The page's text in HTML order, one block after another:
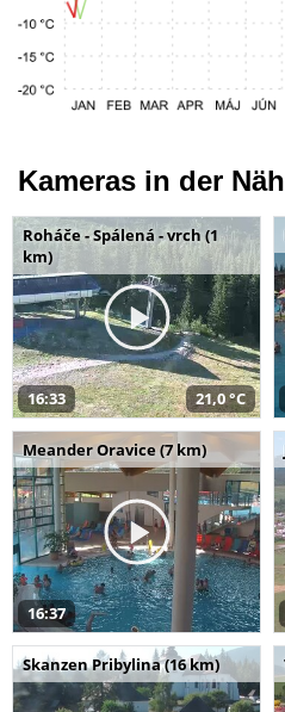
Kameras in der
Roháče - Spálená - vrch (1
km)
16:33 21,0 °C
Meander Oravice (7 km)
16:37
Skanzen Pribylina (16 km)